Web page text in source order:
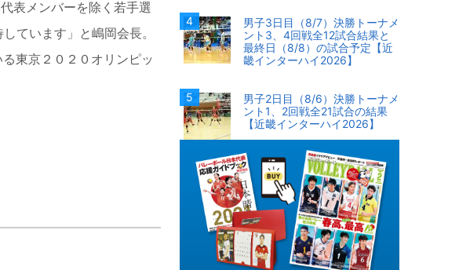
表メンバーを除く若手選
ています」と嶋岡会長。
東京２０２０オリンピッ
男子3日目（8/7）決勝トーナメ
ント3、4回戦全12試合結果と
最終日（8/8）の試合予定【近
畿インターハイ2026】
男子2日目（8/6）決勝トーナメ
ント1、2回戦全21試合の結果
【近畿インターハイ2026】